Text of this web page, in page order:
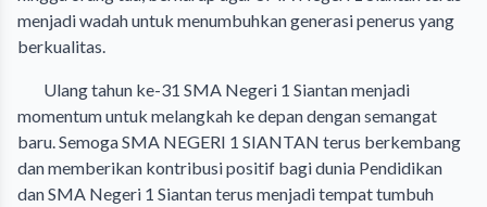
menjadi wadah untuk menumbuhkan generasi penerus yang
berkualitas.
Ulang tahun ke-31 SMA Negeri 1 Siantan menjadi
momentum untuk melangkah ke depan dengan semangat
baru. Semoga SMA NEGERI 1 SIANTAN terus berkembang
dan memberikan kontribusi positif bagi dunia Pendidikan
dan SMA Negeri 1 Siantan terus menjadi tempat tumbuh